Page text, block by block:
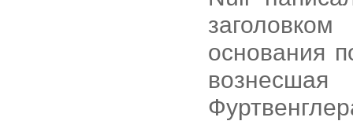
основания
вознесшая